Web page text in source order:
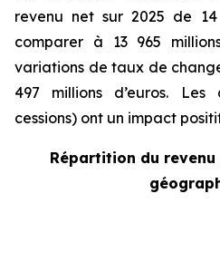
revenu net sur 2025 de
comparer à 13 965
variations de taux de
497 millions d’euros. Les
cessions) ont un impact
Répartition du